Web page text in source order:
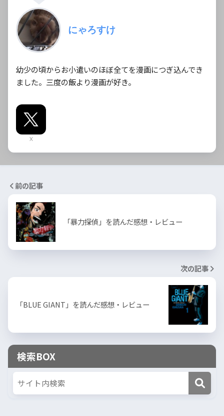
にゃろすけ
幼少の頃からお小遣いのほぼ全てを漫画につぎ込んでき
ました。三度の飯より漫画が好き。
X
前の記事
「暴力探偵」を読んだ感想・レビュー
次の記事
「BLUE GIANT」を読んだ感想・レビュー
検索BOX